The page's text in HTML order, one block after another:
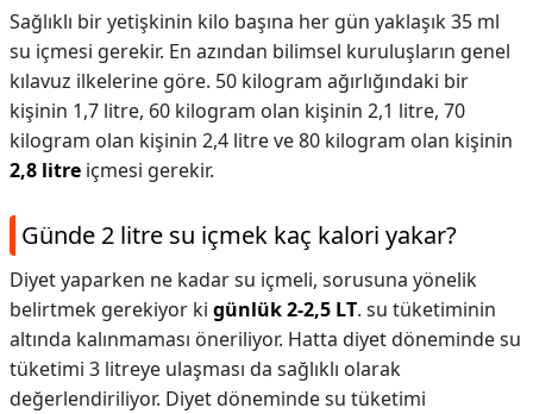
Sağlıklı bir yetişkinin kilo başına her gün yaklaşık 35 ml
su içmesi gerekir. En azından bilimsel kuruluşların genel
kılavuz ilkelerine göre. 50 kilogram ağırlığındaki bir
kişinin 1,7 litre, 60 kilogram olan kişinin 2,1 litre, 70
kilogram olan kişinin 2,4 litre ve 80 kilogram olan kişinin
2,8 litre içmesi gerekir.
Günde 2 litre su içmek kaç kalori yakar?
Diyet yaparken ne kadar su içmeli, sorusuna yönelik
belirtmek gerekiyor ki günlük 2-2,5 LT. su tüketiminin
altında kalınmaması öneriliyor. Hatta diyet döneminde su
tüketimi 3 litreye ulaşması da sağlıklı olarak
değerlendiriliyor. Diyet döneminde su tüketimi